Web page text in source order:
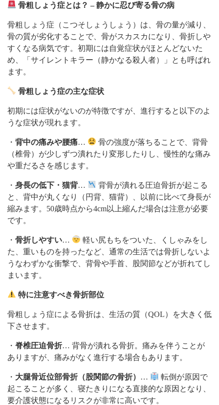
骨粗しょう症とは？ – 静かに忍び寄る骨の病
骨粗しょう症（こつそしょうしょう）は、骨の量が減り、
骨の質が劣化することで、骨がスカスカになり、骨折しや
すくなる病気です。初期には自覚症状がほとんどないた
め、「サイレントキラー（静かなる殺人者）」とも呼ばれ
ます。
骨粗しょう症の主な症状
初期には症状がないのが特徴ですが、進行すると以下のよ
うな症状が現れます。
・ 背中の痛みや腰痛…
骨の強度が落ちることで、背骨
（椎骨）が少しずつ潰れたり変形したりし、慢性的な痛み
や重だるさを感じます。
・ 身長の低下・猫背…
背骨が潰れる圧迫骨折が起こる
と、背中が丸くなり（円背、猫背）、以前に比べて身長が
縮みます。50歳時点から4cm以上縮んだ場合は注意が必要
です。
・ 骨折しやすい…
軽い尻もちをついた、くしゃみをし
た、重いものを持ったなど、通常の生活では骨折しないよ
うなわずかな衝撃で、背骨や手首、股関節などが折れてし
まいます。
特に注意すべき骨折部位
骨粗しょう症による骨折は、生活の質（QOL）を大きく低
下させます。
・脊椎圧迫骨折… 背骨が潰れる骨折。痛みを伴うことが
ありますが、痛みがなく進行する場合もあります。
・ 大腿骨近位部骨折（股関節の骨折） …
転倒が原因で
起こることが多く、寝たきりになる直接的な原因となり、
要介護状態になるリスクが非常に高いです。